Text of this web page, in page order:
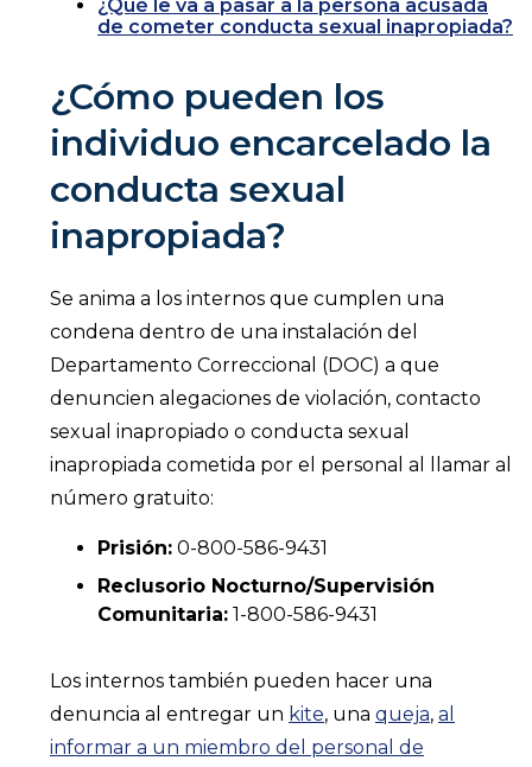
¿Qué le va a pasar a la persona acusada
de cometer conducta sexual inapropiada?
¿Cómo pueden los
individuo encarcelado la
conducta sexual
inapropiada?
Se anima a los internos que cumplen una
condena dentro de una instalación del
Departamento Correccional (DOC) a que
denuncien alegaciones de violación, contacto
sexual inapropiado o conducta sexual
inapropiada cometida por el personal al llamar al
número gratuito:
Prisión: 0-800-586-9431
Reclusorio Nocturno/Supervisión
Comunitaria: 1-800-586-9431
Los internos también pueden hacer una
denuncia al entregar un kite, una queja, al
informar a un miembro del personal de